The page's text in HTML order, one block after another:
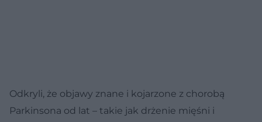
Odkryli, że objawy znane i kojarzone z chorobą
Parkinsona od lat – takie jak drżenie mięśni i